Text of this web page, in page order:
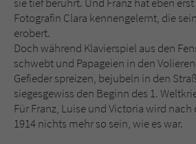
Fotografin Clara kennengelernt, die
erobert.
Doch während Klavierspiel aus den
schwebt und Papageien in den
Gefieder spreizen, bejubeln in den
siegesgewiss den Beginn des 1.
Für Franz, Luise und Victoria wird nach
1914 nichts mehr so sein, wie es war.
Zweck
Benutzer. Es wird
Sicherheitscode des